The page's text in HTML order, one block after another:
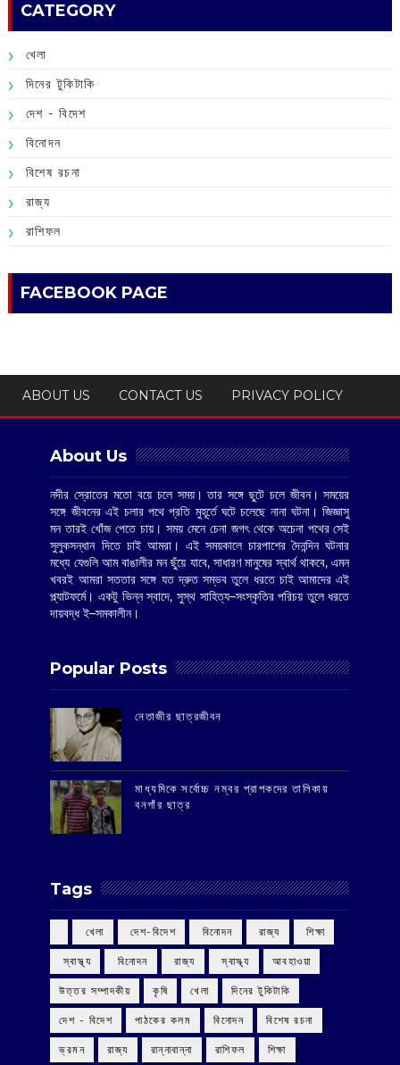
CATEGORY
খেলা
দিনের টুকিটাকি
দেশ - বিদেশ
বিনোদন
বিশেষ রচনা
রাজ্য
রাশিফল
FACEBOOK PAGE
ABOUT US CONTACT US PRIVACY POLICY
About Us
নদীর স্রোতের মতো বয়ে চলে সময়। তার সঙ্গে ছুটে চলে জীবন। সময়ের
সঙ্গে জীবনের এই চলার পথে প্রতি মুহূর্তে ঘটে চলেছে নানা ঘটনা। জিজ্ঞাসু
মন তারই খোঁজ পেতে চায়। সময় মেনে চেনা জগৎ থেকে অচেনা পথের সেই
সুলুকসন্ধান দিতে চাই আমরা। এই সময়কালে চারপাশের দৈনন্দিন ঘটনার
মধ্যে যেগুলি আম বাঙালীর মন ছুঁয়ে যাবে, সাধারণ মানুষের স্বার্থ থাকবে, এমন
খবরই আমরা সততার সঙ্গে যত দ্রুত সম্ভব তুলে ধরতে চাই আমাদের এই
প্ল্যাটফর্মে। একটু ভিন্ন স্বাদে, সুস্থ সাহিত্য–সংস্কৃতির পরিচয় তুলে ধরতে
দায়বদ্ধ ই–সমকালীন।
Popular Posts
‌নেতাজীর ছাত্রজীবন
মাধ্যমিকে সর্বোচ্চ নম্বর প্রাপকদের তালিকায়
বনগাঁর ছাত্র
Tags
‌ খেলা ‌ দেশ-বিদেশ ‌ বিনোদন ‌ রাজ্য ‌ শিক্ষা
‌ স্বাস্থ্য ‌ বিনোদন ‌ রাজ্য ‌ স্বাস্থ্য আবহাওয়া
উত্তর সম্পাদকীয় কৃষি খেলা দিনের টুকিটাকি
দেশ - বিদেশ পাঠকের কলম বিনোদন বিশেষ রচনা
ভ্রমন রাজ্য রান্নাবান্না রাশিফল শিক্ষা